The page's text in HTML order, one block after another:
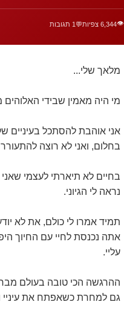
👁️6,344 צפיות 💬 1 תגובות
מלאך שלי...
מי היה מאמין שבידי
אני אוהבת להסתכל בעיניים
בחלום, ואני לא רוצה
בחיים לא תיארתי לעצמי
נראה לי הגיוני.
תמיד אמרו לי כולם, את לא
אתה נכנסת לחיי עם החיוך
עליי.
ההרגשה הכי טובה בעולם
גם למחרת כשאפתח את עיניי